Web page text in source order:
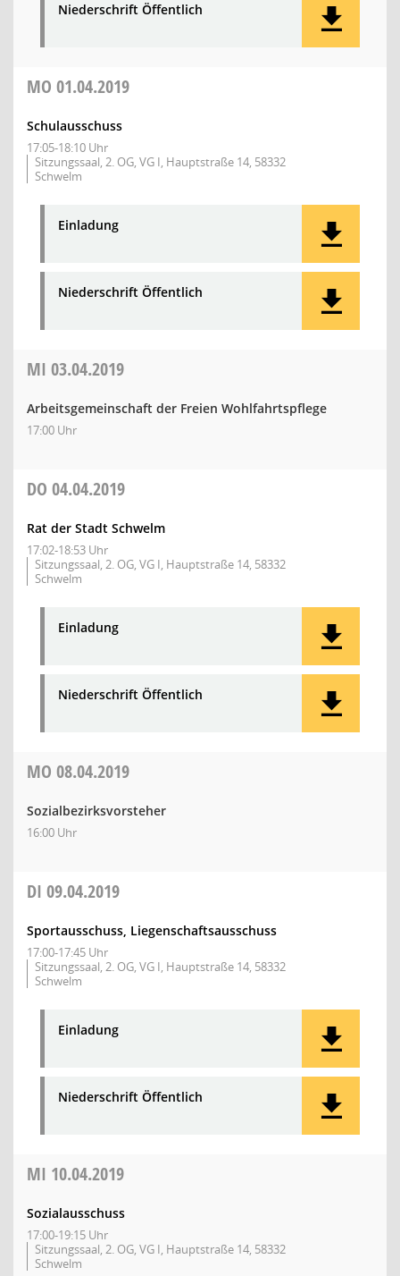
Niederschrift Öffentlich
MO 01.04.2019
Schulausschuss
17:05-18:10 Uhr
Sitzungssaal, 2. OG, VG I, Hauptstraße 14, 58332
Schwelm
Einladung
Niederschrift Öffentlich
MI 03.04.2019
Arbeitsgemeinschaft der Freien Wohlfahrtspflege
17:00 Uhr
DO 04.04.2019
Rat der Stadt Schwelm
17:02-18:53 Uhr
Sitzungssaal, 2. OG, VG I, Hauptstraße 14, 58332
Schwelm
Einladung
Niederschrift Öffentlich
MO 08.04.2019
Sozialbezirksvorsteher
16:00 Uhr
DI 09.04.2019
Sportausschuss, Liegenschaftsausschuss
17:00-17:45 Uhr
Sitzungssaal, 2. OG, VG I, Hauptstraße 14, 58332
Schwelm
Einladung
Niederschrift Öffentlich
MI 10.04.2019
Sozialausschuss
17:00-19:15 Uhr
Sitzungssaal, 2. OG, VG I, Hauptstraße 14, 58332
Schwelm